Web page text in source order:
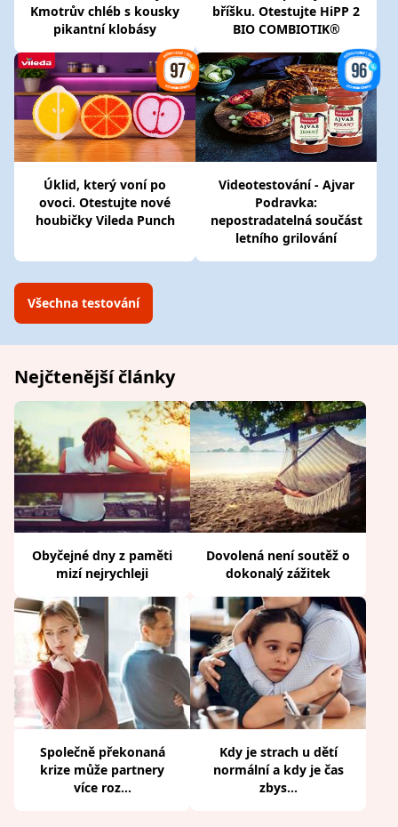
Kmotrův chléb s kousky
pikantní klobásy
bříšku. Otestujte HiPP 2
BIO COMBIOTIK®
Úklid, který voní po
ovoci. Otestujte nové
houbičky Vileda Punch
Videotestování - Ajvar
Podravka:
nepostradatelná součást
letního grilování
Všechna testování
Nejčtenější články
Obyčejné dny z paměti
mizí nejrychleji
Dovolená není soutěž o
dokonalý zážitek
Společně překonaná
krize může partnery
více roz...
Kdy je strach u dětí
normální a kdy je čas
zbys...